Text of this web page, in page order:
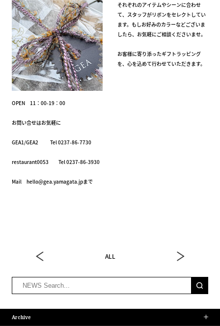
それぞれのアイテムやシーンに合わせ
て、スタッフがリボンをセレクトしてい
ます。もしお好みのカラーなどございま
したら、お気軽にご相談くださいませ。
お客様に寄り添ったギフトラッピング
を、心を込めて行わせていただきます。
OPEN 11：00-19：00
お問い合せはお気軽に
GEA1/GEA2 Tel 0237-86-7730
restaurant0053 Tel 0237-86-3930
Mail hello@gea.yamagata.jpまで
ALL
Archive